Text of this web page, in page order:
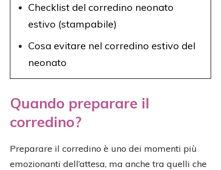
Checklist del corredino neonato
estivo (stampabile)
Cosa evitare nel corredino estivo del
neonato
Quando preparare il
corredino?
Preparare il corredino è uno dei momenti più
emozionanti dell’attesa, ma anche tra quelli che